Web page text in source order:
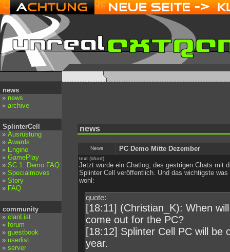
news
» news
» archive
SplinterCell
» Ausrüstung
» Awards
» Engine
» GamePlay
» SC 1: Demo FAQ
» Specialmoves
» Story
» FAQ
community
» clanList
» forum
» guestbook
» userlist
» server
news
News PC Demo Mitte Dezember
text (short)
Jetzt wurde ein Chatlog, des gestrigen Chats mit
Splinter Cell veröffentlich. Und das wichtigste
wohl:
quote:
[18:11] (Christian_K): When
come out for the PC?
[18:12] Splinter Cell PC will be
year.